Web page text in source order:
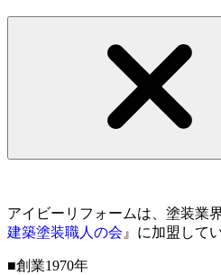
アイビーリフォームは、塗装業
建築塗装職人の会 』に加盟して
■創業1970年